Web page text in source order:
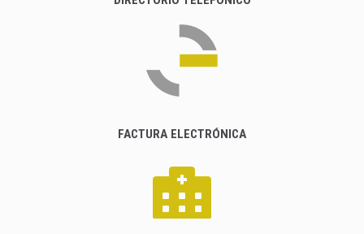
FACTURA ELECTRÓNICA